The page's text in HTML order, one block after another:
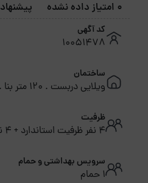
0 امتیاز داده نشده پیشنهاد 5 نفرات
کد آگهی
10051478
ساختمان
ویلایی دربست . 120 متر بنا . 2 اتاق
ظرفیت
4 نفر ظرفیت استاندارد + 4 نفر اضافه
سرویس بهداشتی و حمام
1 حمام